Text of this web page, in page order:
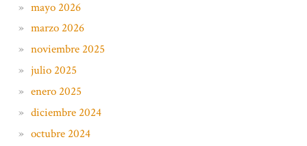
mayo 2026
marzo 2026
noviembre 2025
julio 2025
enero 2025
diciembre 2024
octubre 2024